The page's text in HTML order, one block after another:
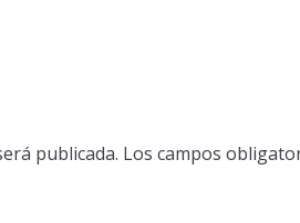
publicada. Los campos